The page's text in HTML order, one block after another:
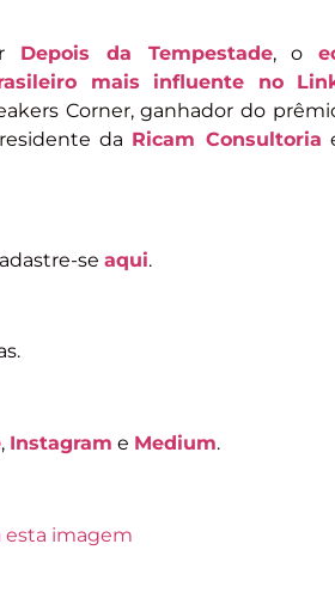
Depois da Tempestade, o
mais influente no
Corner, ganhador do
da Ricam Consultoria
se aqui.
, Instagram e Medium.